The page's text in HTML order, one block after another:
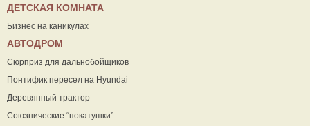
ДЕТСКАЯ КОМНАТА
Бизнес на каникулах
АВТОДРОМ
Сюрприз для дальнобойщиков
Понтифик пересел на Hyundai
Деревянный трактор
Союзнические “покатушки”